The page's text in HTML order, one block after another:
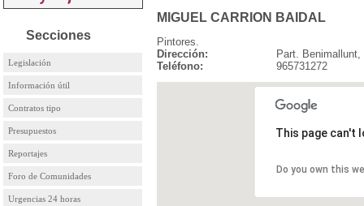
Secciones
Legislación
Información útil
Contratos tipo
Presupuestos
Reportajes
Foro de Comunidades
Urgencias 24 horas
MIGUEL CARRION BAIDAL
Pintores.
Dirección:
Part.
Teléfono:
965731272
This page can't
Do you own this